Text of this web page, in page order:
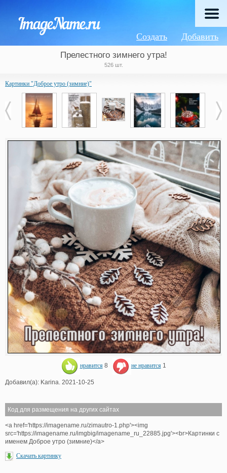
Добавить
Создать
Прелестного зимнего утра!
526 шт.
Картинки "Доброе утро (зимние)"
нравится 8 не нравится 1
Добавил(а): Karina. 2021-10-25
Код для размещения на других сайтах
<a href='https://imagename.ru/zimautro-1.php'><img
src='https://imagename.ru/imgbig/imagename_ru_22885.jpg'><br>Картинки с
именем Доброе утро (зимние)</a>
Скачать картинку